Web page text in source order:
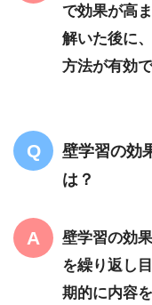
で効果が高
解いた後に
方法が有効で
壁学習の効
は？
壁学習の効
を繰り返し
期的に内容